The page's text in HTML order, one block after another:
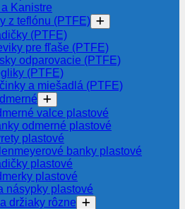
Kanistre
z teflónu (PTFE)
(PTFE)
pre fľaše (PTFE)
odparovacie (PTFE)
(PTFE)
a miešadlá (PTFE)
valce plastové
odmerné plastové
plastové
banky plastové
plastové
plastové
násypky plastové
držiaky rôzne